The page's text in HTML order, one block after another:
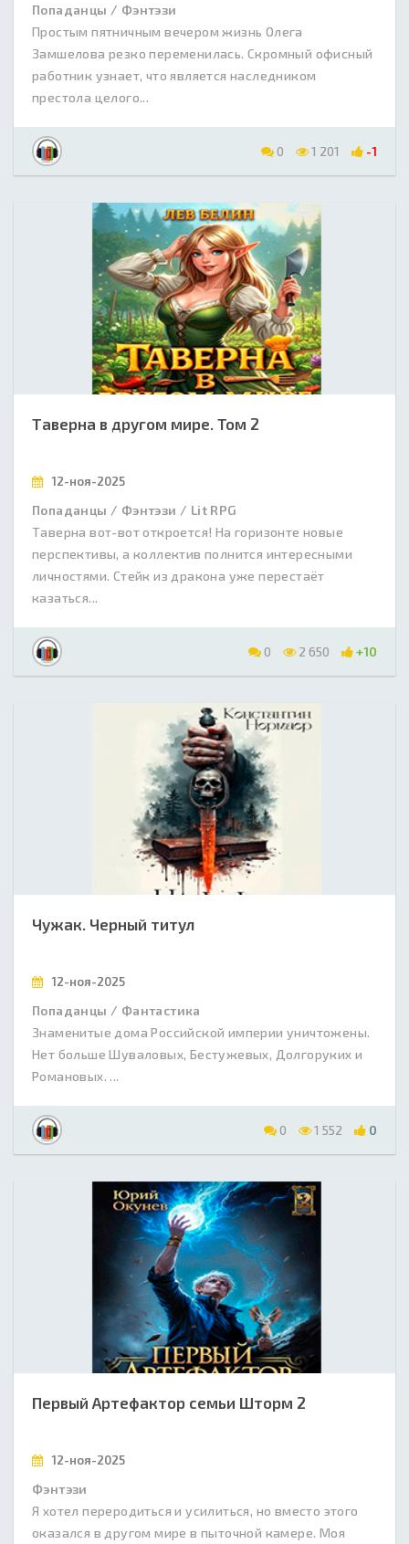
Попаданцы / Фэнтэзи
Простым пятничным вечером жизнь Олега
Замшелова резко переменилась. Скромный офисный
работник узнает, что является наследником
престола целого...
0 1 201 -1
Таверна в другом мире. Том 2
12-ноя-2025
Попаданцы / Фэнтэзи / Lit RPG
Таверна вот-вот откроется! На горизонте новые
перспективы, а коллектив полнится интересными
личностями. Стейк из дракона уже перестаёт
казаться...
0 2 650 +10
Чужак. Черный титул
12-ноя-2025
Попаданцы / Фантастика
Знаменитые дома Российской империи уничтожены.
Нет больше Шуваловых, Бестужевых, Долгоруких и
Романовых. ...
0 1 552 0
Первый Артефактор семьи Шторм 2
12-ноя-2025
Фэнтэзи
Я хотел переродиться и усилиться, но вместо этого
оказался в другом мире в пыточной камере. Моя